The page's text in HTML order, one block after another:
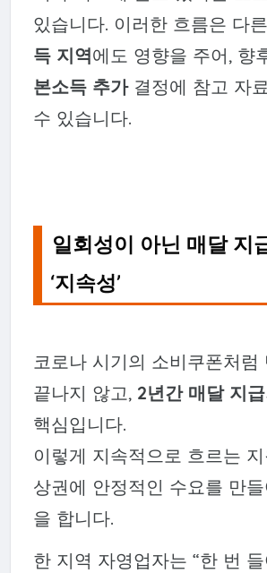
있습니다. 이러한 흐름은 다른
득 지역에도 영향을 주어, 향
본소득 추가결정에 참고 자
수 있습니다.
일회성이 아닌 매달 지
‘지속성’
코로나 시기의 소비쿠폰처럼
끝나지 않고, 2년간 매달 지
핵심입니다.
이렇게 지속적으로 흐르는
상권에 안정적인 수요를 만
을 합니다.
한 지역 자영업자는 “한 번